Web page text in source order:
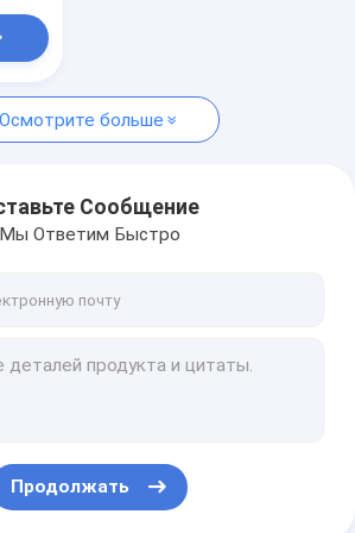
Осмотрите больше
Сообщение
Мы Ответим Быстро
Продолжать